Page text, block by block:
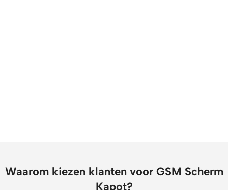
Waarom kiezen klanten voor GSM Scherm
Kapot?